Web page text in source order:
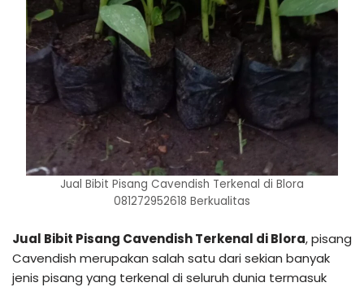
Jual Bibit Pisang Cavendish Terkenal di Blora
081272952618 Berkualitas
Jual Bibit Pisang Cavendish Terkenal di Blora, pisang
Cavendish merupakan salah satu dari sekian banyak
jenis pisang yang terkenal di seluruh dunia termasuk